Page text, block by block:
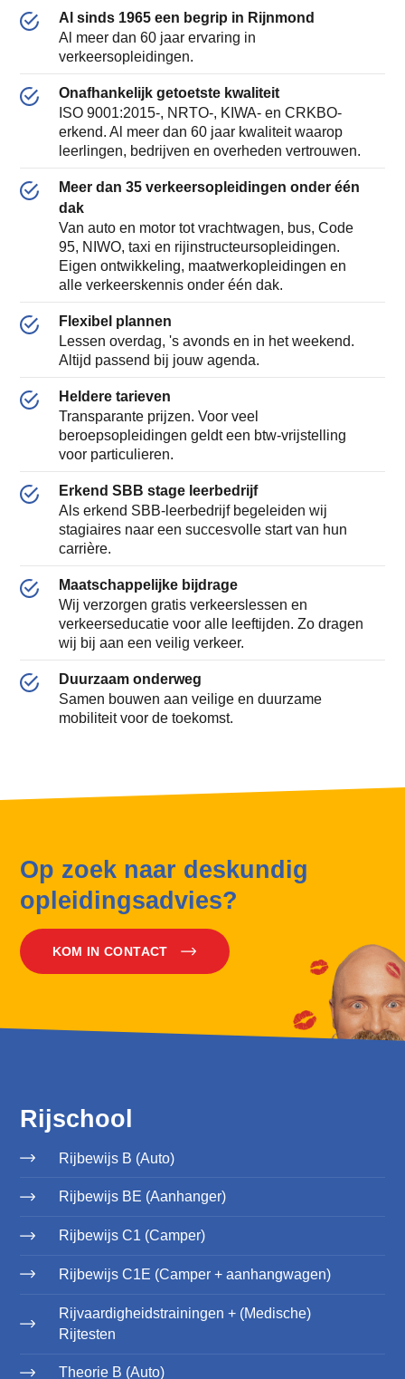
Al sinds 1965 een begrip in Rijnmond
Al meer dan 60 jaar ervaring in
verkeersopleidingen.
Onafhankelijk getoetste kwaliteit
ISO 9001:2015-, NRTO-, KIWA- en CRKBO-
erkend. Al meer dan 60 jaar kwaliteit waarop
leerlingen, bedrijven en overheden vertrouwen.
Meer dan 35 verkeersopleidingen onder één
dak
Van auto en motor tot vrachtwagen, bus, Code
95, NIWO, taxi en rijinstructeursopleidingen.
Eigen ontwikkeling, maatwerkopleidingen en
alle verkeerskennis onder één dak.
Flexibel plannen
Lessen overdag, 's avonds en in het weekend.
Altijd passend bij jouw agenda.
Heldere tarieven
Transparante prijzen. Voor veel
beroepsopleidingen geldt een btw-vrijstelling
voor particulieren.
Erkend SBB stage leerbedrijf
Als erkend SBB-leerbedrijf begeleiden wij
stagiaires naar een succesvolle start van hun
carrière.
Maatschappelijke bijdrage
Wij verzorgen gratis verkeerslessen en
verkeerseducatie voor alle leeftijden. Zo dragen
wij bij aan een veilig verkeer.
Duurzaam onderweg
Samen bouwen aan veilige en duurzame
mobiliteit voor de toekomst.
Op zoek naar deskundig
opleidingsadvies?
KOM IN CONTACT
Rijschool
Rijbewijs B (Auto)
Rijbewijs BE (Aanhanger)
Rijbewijs C1 (Camper)
Rijbewijs C1E (Camper + aanhangwagen)
Rijvaardigheidstrainingen + (Medische)
Rijtesten
Theorie B (Auto)